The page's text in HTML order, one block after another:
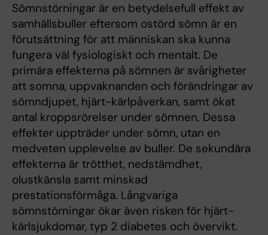
Sömnstörningar är en betydelsefull effekt av
samhällsbuller eftersom ostörd sömn är en
förutsättning för att människan ska kunna
fungera väl fysiologiskt och mentalt. De
primära effekterna på sömnen är svårigheter
att somna, uppvaknanden och förändringar av
sömndjupet, hjärt-kärlpåverkan, samt ökat
antal kroppsrörelser under sömnen. Dessa
effekter uppträder under sömn, utan en
medveten upplevelse av buller. De sekundära
effekterna är trötthet, nedstämdhet,
olustkänsla samt minskad
prestationsförmåga. Långvariga
sömnstörningar ökar även risken för hjärt-
kärlsjukdomar, typ 2 diabetes och övervikt.